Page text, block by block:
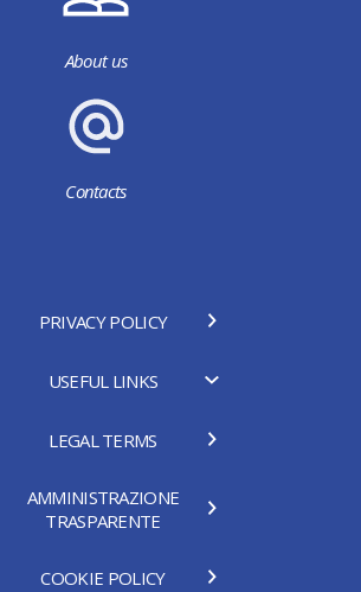
About us
Contacts
PRIVACY POLICY
USEFUL LINKS
LEGAL TERMS
AMMINISTRAZIONE
TRASPARENTE
COOKIE POLICY